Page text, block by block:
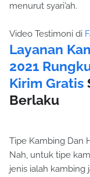
menurut syari’ah.
Video Testimoni di
Layanan
2021
Kirim Gratis
Berlaku
Tipe Kambing Dan
Nah, untuk tipe
jenis ialah kambing